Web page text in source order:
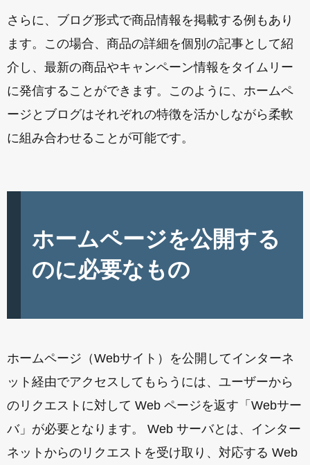
さらに、ブログ形式で商品情報を掲載する例もあり
ます。この場合、商品の詳細を個別の記事として紹
介し、最新の商品やキャンペーン情報をタイムリー
に発信することができます。このように、ホームペ
ージとブログはそれぞれの特徴を活かしながら柔軟
に組み合わせることが可能です。
ホームページを公開する
のに必要なもの
ホームページ（Webサイト）を公開してインターネ
ット経由でアクセスしてもらうには、ユーザーから
のリクエストに対して Web ページを返す「Webサー
バ」が必要となります。 Web サーバとは、インター
ネットからのリクエストを受け取り、対応する Web